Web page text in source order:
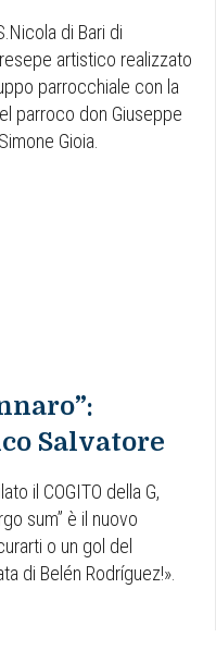
di Bari di
artistico realizzato
parrocchiale con la
parroco don Giuseppe
Gioia.
Salvatore
il COGITO della G,
sum” è il nuovo
o un gol del
di Belén Rodríguez!».